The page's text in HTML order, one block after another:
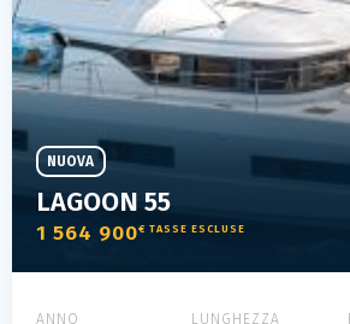
LAGOON 55
1 564 900€ TASSE ESCLUSE
NUOVA
ANNO LUNGHEZZA